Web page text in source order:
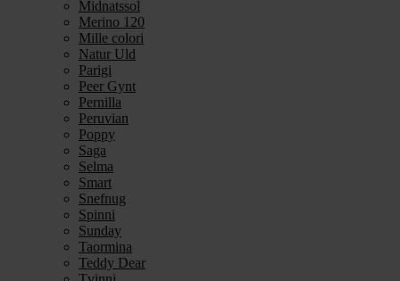
Midnatssol
Merino 120
Mille colori
Natur Uld
Parigi
Peer Gynt
Pernilla
Peruvian
Poppy
Saga
Selma
Smart
Snefnug
Spinni
Sunday
Taormina
Teddy Dear